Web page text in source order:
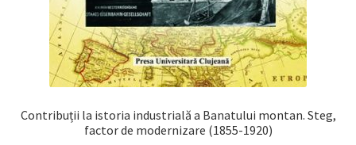
Contribuții la istoria industrială a Banatului montan. Steg,
factor de modernizare (1855-1920)